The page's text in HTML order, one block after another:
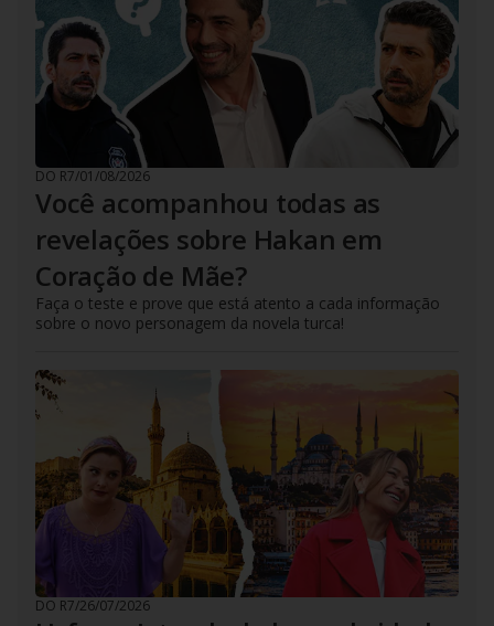
DO R7/01/08/2026
Você acompanhou todas as
revelações sobre Hakan em
Coração de Mãe?
Faça o teste e prove que está atento a cada informação
sobre o novo personagem da novela turca!
DO R7/26/07/2026